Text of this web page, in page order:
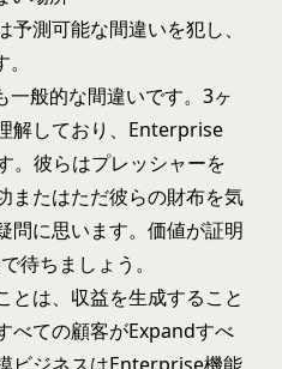
測可能な間違いを犯し、
般的な間違いです。3ヶ
解しており、Enterprise
。彼らはプレッシャーを
またはただ彼らの財布を気
問に思います。価値が証明
待ちましょう。
とは、収益を生成すること
べての顧客がExpandすべ